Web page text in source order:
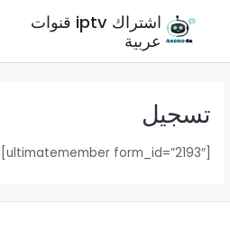
اشتراك iptv قنوات
عربية
تسجيل
[ultimatemember form_id=”2193″]